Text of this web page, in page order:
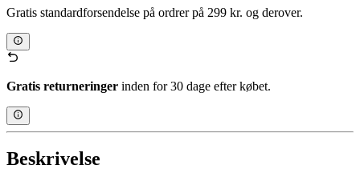
Gratis standardforsendelse på ordrer på 299 kr. og derover.
Gratis returneringer inden for 30 dage efter købet.
Beskrivelse